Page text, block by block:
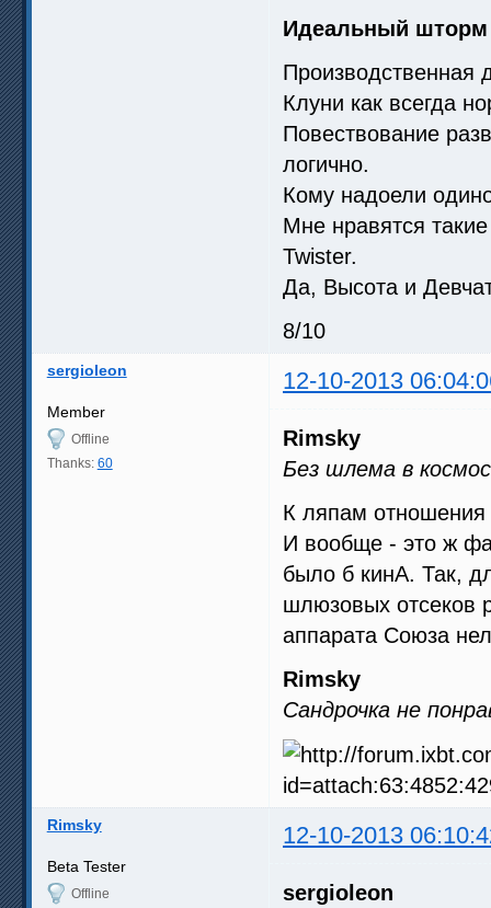
Идеальный шторм
Производственная
Клуни как всегда
Повествование
логично.
Кому надоели
Мне нравятся
Twister.
Да, Высота и
8/10
sergioleon 12-10-2013
Member
Offline
Thanks: 60
Rimsky
Без шлема в
К ляпам
И вообще - это ж
было б кинА. Так,
шлюзовых отсеков
аппарата Союза
Rimsky
Сандрочка не
Rimsky 12-10-2013
Beta Tester
Offline
sergioleon